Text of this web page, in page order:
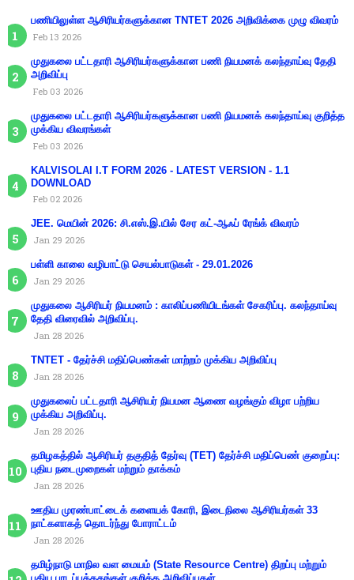
பணியிலுள்ள ஆசிரியர்களுக்கான TNTET 2026 அறிவிக்கை முழு விவரம்
Feb 13 2026
முதுகலை பட்டதாரி ஆசிரியர்களுக்கான பணி நியமனக் கலந்தாய்வு தேதி
அறிவிப்பு
Feb 03 2026
முதுகலை பட்டதாரி ஆசிரியர்களுக்கான பணி நியமனக் கலந்தாய்வு குறித்த
முக்கிய விவரங்கள்
Feb 03 2026
KALVISOLAI I.T FORM 2026 - LATEST VERSION - 1.1
DOWNLOAD
Feb 02 2026
JEE. மெயின் 2026: சி.எஸ்.இ.யில் சேர கட்-ஆஃப் ரேங்க் விவரம்
Jan 29 2026
பள்ளி காலை வழிபாட்டு செயல்பாடுகள் - 29.01.2026
Jan 29 2026
முதுகலை ஆசிரியர் நியமனம் : காலிப்பணியிடங்கள் சேகரிப்பு. கலந்தாய்வு
தேதி விரைவில் அறிவிப்பு.
Jan 28 2026
TNTET - தேர்ச்சி மதிப்பெண்கள் மாற்றம் முக்கிய அறிவிப்பு
Jan 28 2026
முதுகலைப் பட்டதாரி ஆசிரியர் நியமன ஆணை வழங்கும் விழா பற்றிய
முக்கிய அறிவிப்பு.
Jan 28 2026
தமிழகத்தில் ஆசிரியர் தகுதித் தேர்வு (TET) தேர்ச்சி மதிப்பெண் குறைப்பு:
புதிய நடைமுறைகள் மற்றும் தாக்கம்
Jan 28 2026
ஊதிய முரண்பாட்டைக் களையக் கோரி, இடைநிலை ஆசிரியர்கள் 33
நாட்களாகத் தொடர்ந்து போராட்டம்
Jan 28 2026
தமிழ்நாடு மாநில வள மையம் (State Resource Centre) திறப்பு மற்றும்